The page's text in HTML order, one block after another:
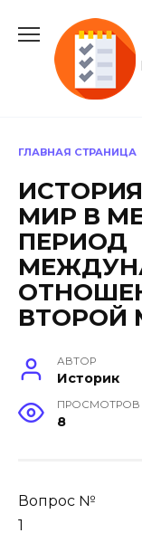
содержанию
ГЛАВНАЯ СТРАНИЦА
МИР В
ПЕРИОД
ВТОРОЙ
АВТОР
Историк
ПРОСМОТРОВ
8
Вопрос №
1